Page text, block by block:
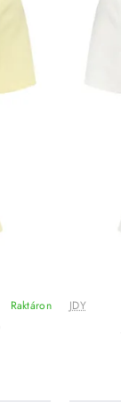
Raktáron JDY